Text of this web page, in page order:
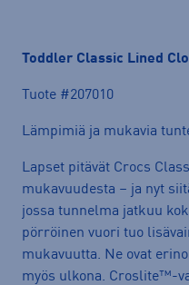
Toddler Classic Lined
Tuote #207010
Lämpimiä ja mukavia
Lapset pitävät Crocs
mukavuudesta – ja nyt
jossa tunnelma jatkuu
pörröinen vuori tuo
mukavuutta. Ne ovat
myös ulkona. Croslite™-